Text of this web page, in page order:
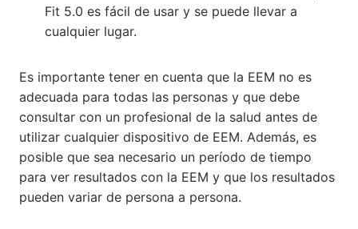
Fit 5.0 es fácil de usar y se puede llevar a
cualquier lugar.
Es importante tener en cuenta que la EEM no es
adecuada para todas las personas y que debe
consultar con un profesional de la salud antes de
utilizar cualquier dispositivo de EEM. Además, es
posible que sea necesario un período de tiempo
para ver resultados con la EEM y que los resultados
pueden variar de persona a persona.